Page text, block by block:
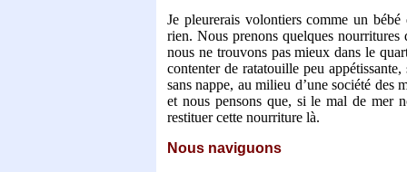
Je pleurerais volontiers comme un
rien. Nous prenons quelques nourritures
nous ne trouvons pas mieux dans le
contenter de ratatouille peu
sans nappe, au milieu d’une société des
et nous pensons que, si le mal de mer
restituer cette nourriture là.
Nous naviguons